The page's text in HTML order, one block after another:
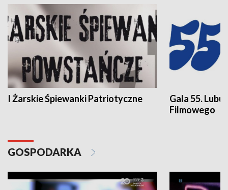
I Żarskie Śpiewanki Patriotyczne
Gala 55.
Filmowego
GOSPODARKA